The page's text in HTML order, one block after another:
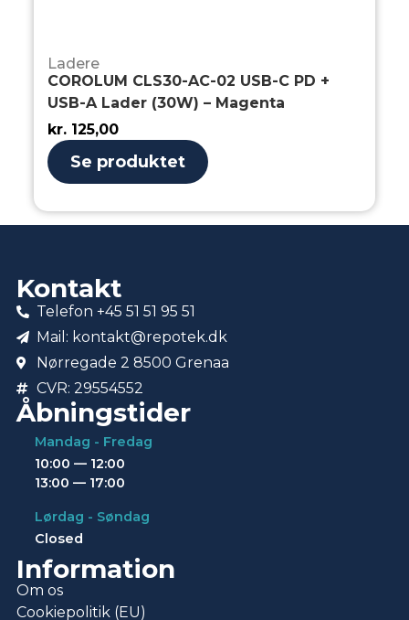
Ladere
COROLUM CLS30-AC-02 USB-C PD +
USB-A Lader (30W) – Magenta
kr. 125,00
Se produktet
Kontakt
Telefon +45 51 51 95 51
Mail: kontakt@repotek.dk
Nørregade 2 8500 Grenaa
CVR: 29554552
Åbningstider
Mandag - Fredag
10:00 — 12:00
13:00 — 17:00
Lørdag - Søndag
Closed
Information
Om os
Cookiepolitik (EU)